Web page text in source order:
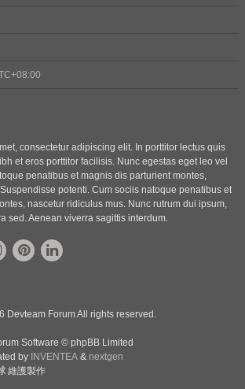
consectetur adipiscing elit. In porttitor lectus quis
et eros porttitor facilisis. Nunc egestas eget leo vel
penatibus et magnis dis parturient montes,
potenti. Cum sociis natoque penatibus et
nascetur ridiculus mus. Nunc rutrum dui ipsum,
sed. Aenean viverra sagittis interdum.
Devteam Forum All rights reserved.
Software © phpBB Limited
by INVENTEA & nextgen
維護製作